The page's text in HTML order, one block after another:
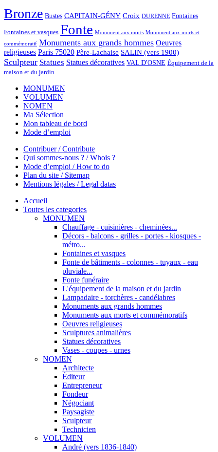
Bronze Bustes CAPITAIN-GÉNY Croix DURENNE Fontaines
Fontaines et vasques Fonte Monument aux morts Monument aux morts et
commémoratif Monuments aux grands hommes Oeuvres
religieuses Paris 75020 Père-Lachaise SALIN (vers 1900)
Sculpteur Statues Statues décoratives VAL D'OSNE Équipement de la
maison et du jardin
MONUMEN
VOLUMEN
NOMEN
Ma Sélection
Mon tableau de bord
Mode d’emploi
Contribuer / Contribute
Qui sommes-nous ? / Whois ?
Mode d’emploi / How to do
Plan du site / Sitemap
Mentions légales / Legal datas
Accueil
Toutes les categories
MONUMEN
Chauffage - cuisinières - cheminées...
Décors - balcons - grilles - portes - kiosques -
métro...
Fontaines et vasques
Fonte de bâtiments - colonnes - tuyaux - eau
pluviale...
Fonte funéraire
L'équipement de la maison et du jardin
Lampadaire - torchères - candélabres
Monuments aux grands hommes
Monuments aux morts et commémoratifs
Oeuvres religieuses
Sculptures animalières
Statues décoratives
Vases - coupes - urnes
NOMEN
Architecte
Éditeur
Entrepreneur
Fondeur
Négociant
Paysagiste
Sculpteur
Technicien
VOLUMEN
André (vers 1836-1840)